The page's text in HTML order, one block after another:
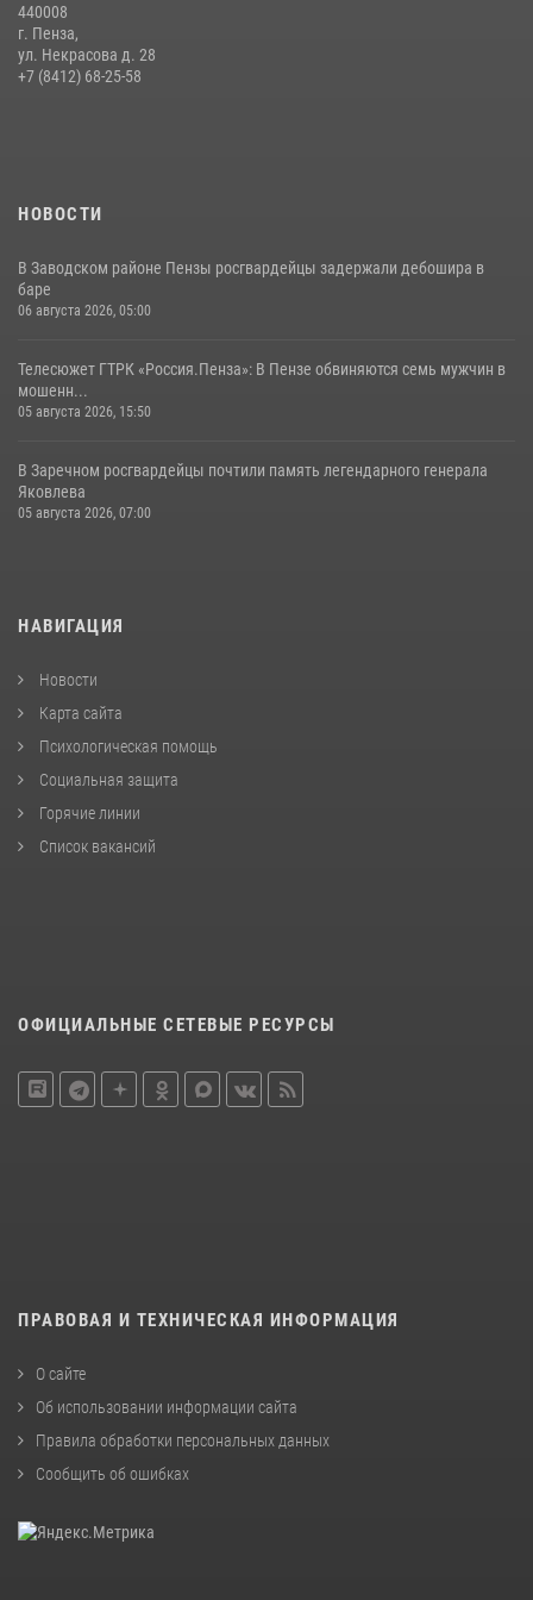
11 июля 2026, 10:00
В Пензе сотрудники Росгвардии обезвредили артиллерийский
440008
г. Пенза,
ул. Некрасова д. 28
+7 (8412) 68-25-58
НОВОСТИ
В Заводском районе Пензы росгвардейцы задержали дебошира в
баре
06 августа 2026, 05:00
Телесюжет ГТРК «Россия.Пенза»: В Пензе обвиняются семь мужчин в
мошенн...
05 августа 2026, 15:50
В Заречном росгвардейцы почтили память легендарного генерала
Яковлева
05 августа 2026, 07:00
НАВИГАЦИЯ
Новости
Карта сайта
Психологическая помощь
Социальная защита
Горячие линии
Список вакансий
ОФИЦИАЛЬНЫЕ СЕТЕВЫЕ РЕСУРСЫ
ПРАВОВАЯ И ТЕХНИЧЕСКАЯ ИНФОРМАЦИЯ
О сайте
Об использовании информации сайта
Правила обработки персональных данных
Сообщить об ошибках